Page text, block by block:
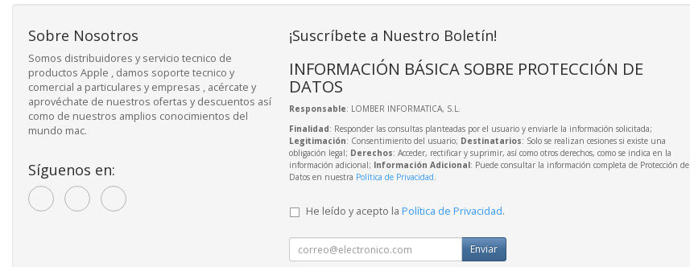
Sobre Nosotros
Somos distribuidores y servicio tecnico de
productos Apple , damos soporte tecnico y
comercial a particulares y empresas , acércate y
aprovéchate de nuestros ofertas y descuentos así
como de nuestros amplios conocimientos del
mundo mac.
Síguenos en:
¡Suscríbete a Nuestro Boletín!
INFORMACIÓN BÁSICA SOBRE PROTECCIÓN DE
DATOS
Responsable: LOMBER INFORMATICA, S.L.
Finalidad: Responder las consultas planteadas por el usuario y enviarle la información solicitada;
Legitimación: Consentimiento del usuario; Destinatarios: Solo se realizan cesiones si existe una
obligación legal; Derechos: Acceder, rectificar y suprimir, así como otros derechos, como se indica en la
información adicional; Información Adicional: Puede consultar la información completa de Protección de
Datos en nuestra Política de Privacidad.
He leído y acepto la Política de Privacidad.
Enviar